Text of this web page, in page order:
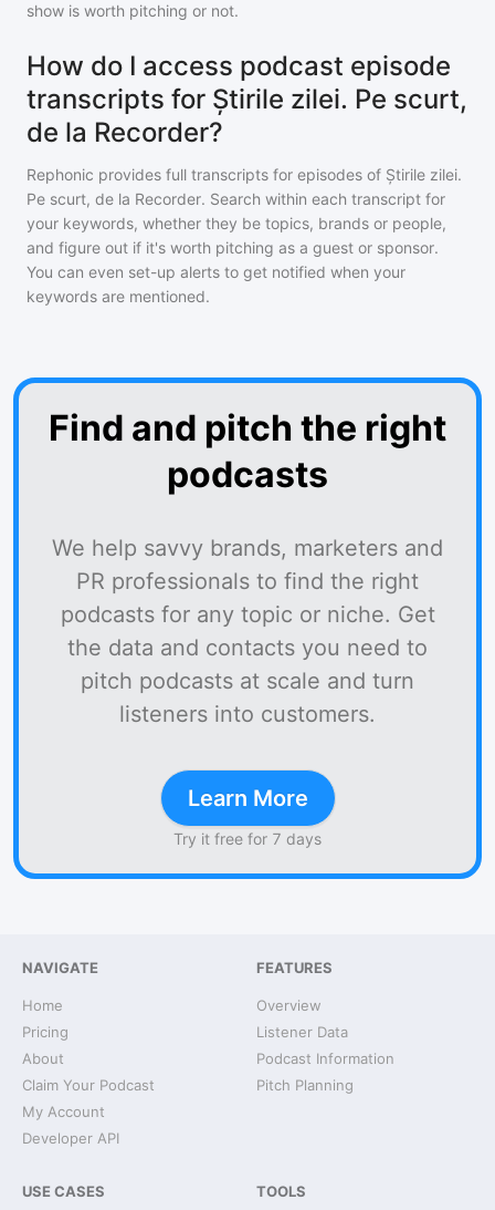
show is worth pitching or not.
How do I access podcast episode
transcripts for Știrile zilei. Pe scurt,
de la Recorder?
Rephonic provides full transcripts for episodes of Știrile zilei.
Pe scurt, de la Recorder. Search within each transcript for
your keywords, whether they be topics, brands or people,
and figure out if it's worth pitching as a guest or sponsor.
You can even set-up alerts to get notified when your
keywords are mentioned.
Find and pitch the right
podcasts
We help savvy brands, marketers and
PR professionals to find the right
podcasts for any topic or niche. Get
the data and contacts you need to
pitch podcasts at scale and turn
listeners into customers.
Learn More
Try it free for 7 days
NAVIGATE
Home
Pricing
About
Claim Your Podcast
My Account
Developer API
FEATURES
Overview
Listener Data
Podcast Information
Pitch Planning
USE CASES TOOLS